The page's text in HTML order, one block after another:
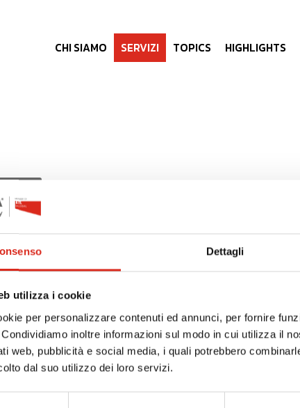
Dettagli
utilizza i cookie
per personalizzare contenuti ed annunci, per fornire
inoltre informazioni sul modo in cui utilizza il
web, pubblicità e social media, i quali potrebbero
dal suo utilizzo dei loro servizi.
CHI SIAMO SERVIZI TOPICS HIGHLIGHTS
investimenti aziendali
Sabatini